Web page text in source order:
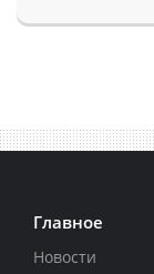
Главное
Новости